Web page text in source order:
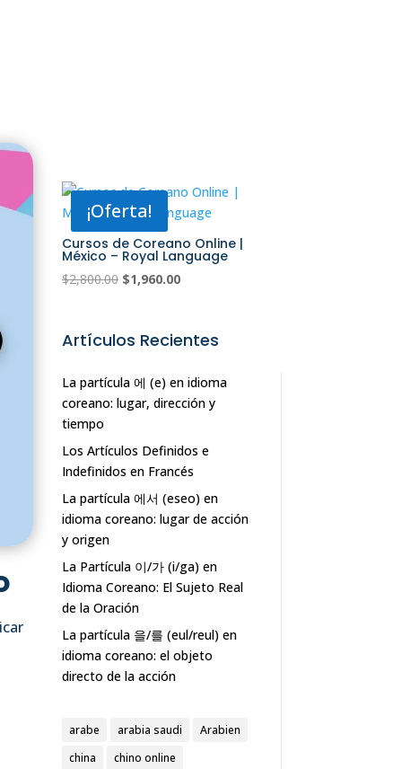
¡Oferta!
Cursos de Coreano Online |
México – Royal Language
$2,800.00 El
era:
$1,960.00El
es:
Artículos Recientes
La partícula 에 (e) en idioma
coreano: lugar, dirección y
tiempo
Los Artículos Definidos e
Indefinidos en Francés
La partícula 에서 (eseo) en
idioma coreano: lugar de acción
y origen
La Partícula 이/가 (i/ga) en
Idioma Coreano: El Sujeto Real
de la Oración
La partícula 을/를 (eul/reul) en
idioma coreano: el objeto
directo de la acción
arabe arabia saudi
Arabien
china
chino online